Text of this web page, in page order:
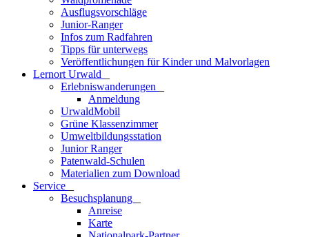
Ausflugsvorschläge
Junior-Ranger
Infos zum Radfahren
Tipps für unterwegs
Veröffentlichungen für Kinder und Malvorlagen
Lernort Urwald
Erlebniswanderungen
Anmeldung
UrwaldMobil
Grüne Klassenzimmer
Umweltbildungsstation
Junior Ranger
Patenwald-Schulen
Materialien zum Download
Service
Besuchsplanung
Anreise
Karte